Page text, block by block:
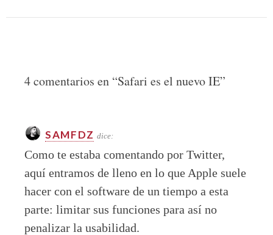
4 comentarios en “Safari es el nuevo IE”
SAMFDZ dice:
Como te estaba comentando por Twitter,
aquí entramos de lleno en lo que Apple suele
hacer con el software de un tiempo a esta
parte: limitar sus funciones para así no
penalizar la usabilidad.